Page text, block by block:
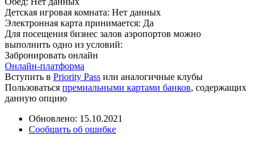
Детская игровая комната: Нет данных
Электронная карта принимается: Да
Для посещения бизнес залов аэропортов можно
выполнить одно из условий:
Забронировать онлайн
Онлайн-платформа
Вступить в Priority Pass или аналогичные клубы
Пользоваться премиальными картами банков, содержащих
данную опцию
Обновлено: 15.10.2021
Сообщить об ошибке